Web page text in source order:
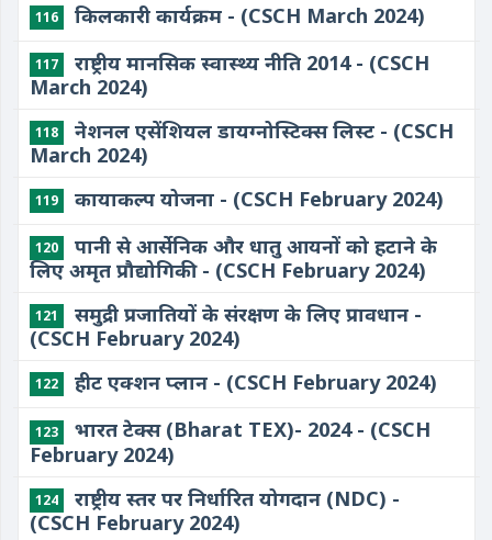
116 किलकारी कार्यक्रम - (CSCH March 2024)
117
राष्ट्रीय मानसिक स्वास्थ्य नीति 2014 - (CSCH
March 2024)
118
नेशनल एसेंशियल डायग्नोस्टिक्स लिस्ट - (CSCH
March 2024)
119 कायाकल्प योजना - (CSCH February 2024)
120
पानी से आर्सेनिक और धातु आयनों को हटाने के
लिए अमृत प्रौद्योगिकी - (CSCH February 2024)
121
समुद्री प्रजातियों के संरक्षण के लिए प्रावधान -
(CSCH February 2024)
122 हीट एक्शन प्लान - (CSCH February 2024)
123
भारत टेक्स (Bharat TEX)- 2024 - (CSCH
February 2024)
124
राष्ट्रीय स्तर पर निर्धारित योगदान (NDC) -
(CSCH February 2024)